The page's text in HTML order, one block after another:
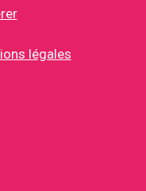
légales